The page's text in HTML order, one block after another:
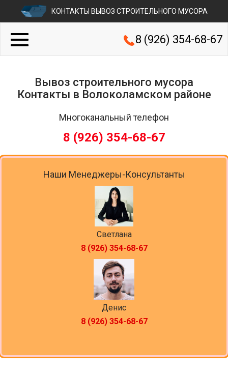
КОНТАКТЫ ВЫВОЗ СТРОИТЕЛЬНОГО МУСОРА
8 (926) 354-68-67
Вывоз строительного мусора
Контакты в Волоколамском районе
Многоканальный телефон
8 (926) 354-68-67
Наши Менеджеры-Консультанты
Светлана
8 (926) 354-68-67
Денис
8 (926) 354-68-67